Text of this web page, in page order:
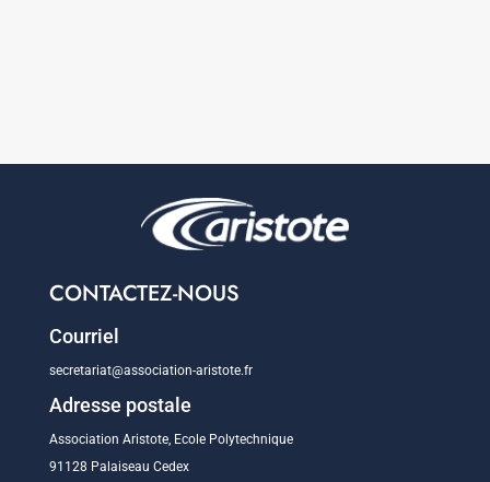
CONTACTEZ-NOUS
Courriel
secretariat@association-aristote.fr
Adresse postale
Association Aristote, Ecole Polytechnique
91128 Palaiseau Cedex